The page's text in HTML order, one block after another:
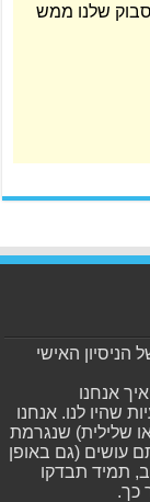
שלנו ממש
האישי
אנחנו
שהיו לנו. אנחנו
שלילית) שנגרמת
עושים (גם באופן
תמיד תבדקו
כך.